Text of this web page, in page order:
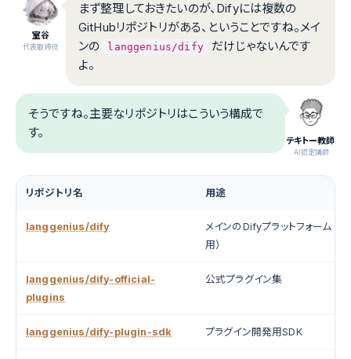
室谷
代表取締役
まず整理しておきたいのが、Difyには複数の
GitHubリポジトリがある、ということですね。メイ
ンの
langgenius/dify
だけじゃないんです
よ。
テキトー教師
.AI認定講師
そうですね。主要なリポジトリはこういう構成で
す。
リポジトリ名 用途
langgenius/dify
メインのDifyプラットフォーム（セ
用）
langgenius/dify-official-
plugins
公式プラグイン集
langgenius/dify-plugin-sdk プラグイン開発用SDK